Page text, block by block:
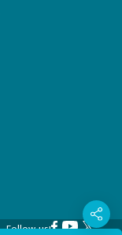
Follow us!